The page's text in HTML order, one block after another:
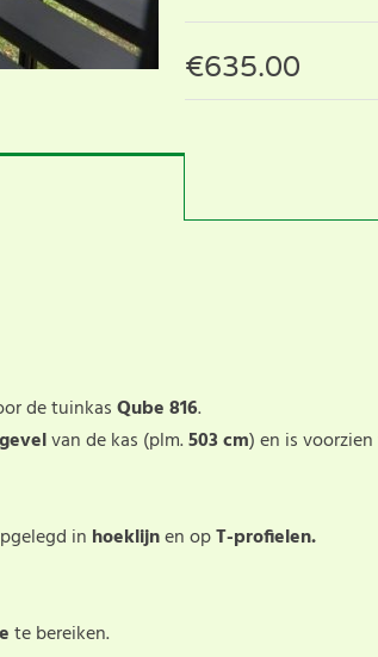
€635.00
de tuinkasQube 816.
van de kas (plm.503 cm) en is
in hoeklijnen opT-profielen.
te bereiken.